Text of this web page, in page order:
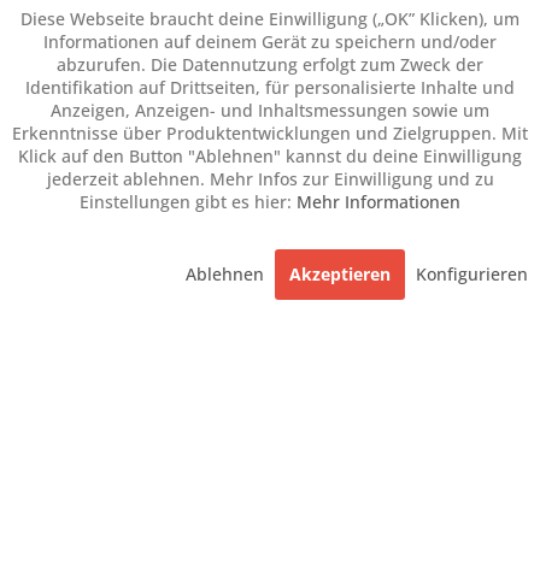
Diese Webseite braucht deine Einwilligung („OK” Klicken), um
Informationen auf deinem Gerät zu speichern und/oder
abzurufen. Die Datennutzung erfolgt zum Zweck der
Identifikation auf Drittseiten, für personalisierte Inhalte und
Anzeigen, Anzeigen- und Inhaltsmessungen sowie um
Erkenntnisse über Produktentwicklungen und Zielgruppen. Mit
Klick auf den Button "Ablehnen" kannst du deine Einwilligung
jederzeit ablehnen. Mehr Infos zur Einwilligung und zu
Einstellungen gibt es hier: Mehr Informationen
Ablehnen Akzeptieren Konfigurieren